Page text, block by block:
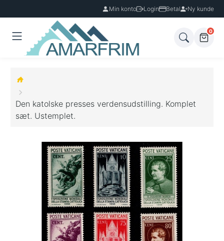
Min konto Login Betal Ny kunde
0
Den katolske presses verdensudstilling. Komplet
sæt. Ustemplet.